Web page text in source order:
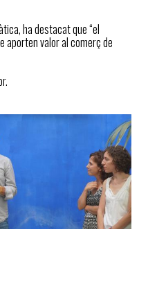
ha destacat que “el
aporten valor al comerç de